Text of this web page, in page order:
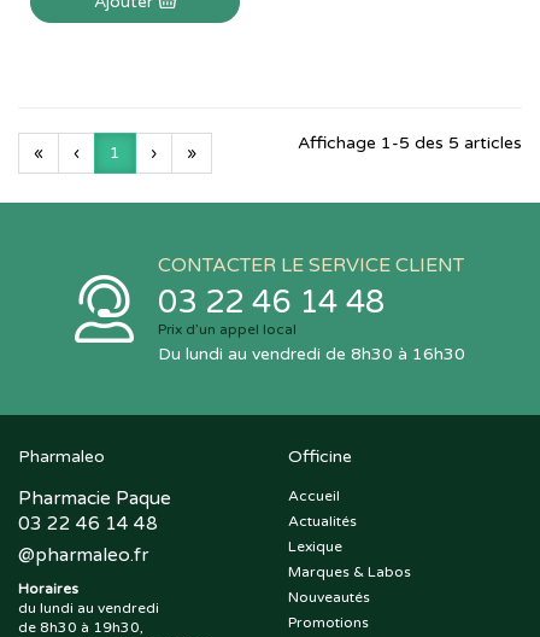
« ‹ 1 › » Affichage 1-5 des 5 articles
CONTACTER LE SERVICE CLIENT
03 22 46 14 48
Prix d’un appel local
Du lundi au vendredi de 8h30 à 16h30
Pharmaleo
Pharmacie Paque
03 22 46 14 48
@pharmaleo.fr
Horaires
du lundi au vendredi
de 8h30 à 19h30,
Officine
Accueil
Actualités
Lexique
Marques & Labos
Nouveautés
Promotions